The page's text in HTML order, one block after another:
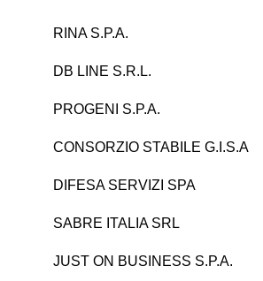
RINA S.P.A.
DB LINE S.R.L.
PROGENI S.P.A.
CONSORZIO STABILE G.I.S.A
DIFESA SERVIZI SPA
SABRE ITALIA SRL
JUST ON BUSINESS S.P.A.